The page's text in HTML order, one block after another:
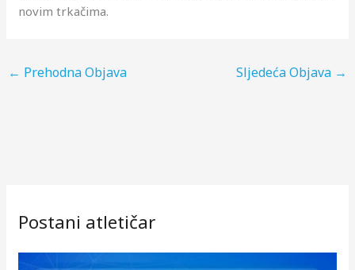
novim trkačima.
← Prehodna Objava Sljedeća Objava →
Postani atletičar